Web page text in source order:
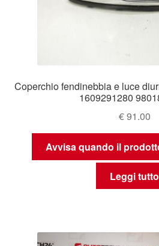
Coperchio fendinebbia e luce
1609291280
€91.00
Avvisa quando il
Leggi tutto